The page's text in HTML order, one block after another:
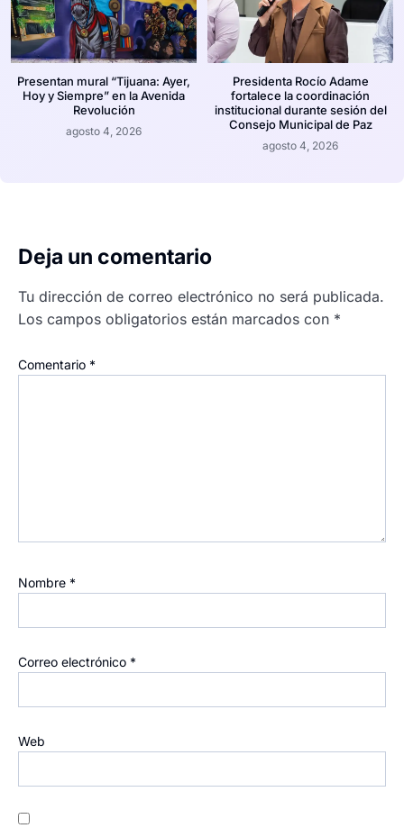
Presentan mural “Tijuana: Ayer,
Hoy y Siempre” en la Avenida
Revolución
agosto 4, 2026
Presidenta Rocío Adame
fortalece la coordinación
institucional durante sesión del
Consejo Municipal de Paz
agosto 4, 2026
Deja un comentario
Tu dirección de correo electrónico no será publicada.
Los campos obligatorios están marcados con *
Comentario *
Nombre *
Correo electrónico *
Web